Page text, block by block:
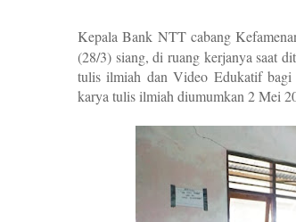
Kepala Bank NTT cabang
(28/3) siang, di ruang kerjanya saat
tulis ilmiah dan Video Edukatif bagi
karya tulis ilmiah diumumkan 2 Mei